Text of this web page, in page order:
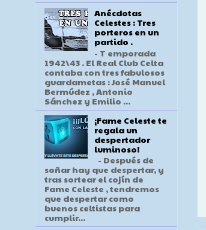
Anécdotas
Celestes : Tres
porteros en un
partido .
- T emporada
1942\43 . El Real Club Celta
contaba con tres fabulosos
guardametas : José Manuel
Bermúdez , Antonio
Sánchez y Emilio ...
¡Fame Celeste te
regala un
despertador
luminoso!
- Después de
soñar hay que despertar, y
tras sortear el cojín de
Fame Celeste , tendremos
que despertar como
buenos celtistas para
cumplir...